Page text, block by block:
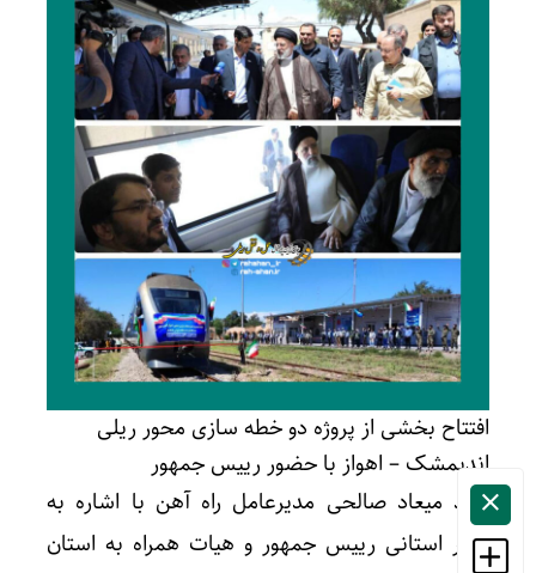
افتتاح بخشی از پروژه دو خطه سازی محور ریلی
اندیمشک – اهواز با حضور رییس جمهور
سید میعاد صالحی مدیرعامل راه آهن با اشاره به
سفر استانی رییس جمهور و هیات همراه به استان